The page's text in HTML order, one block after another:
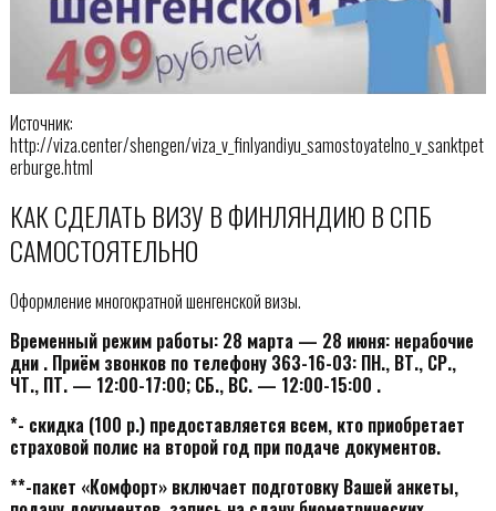
Источник:
http://viza.center/shengen/viza_v_finlyandiyu_samostoyatelno_v_sanktpet
erburge.html
КАК СДЕЛАТЬ ВИЗУ В ФИНЛЯНДИЮ В СПБ
САМОСТОЯТЕЛЬНО
Оформление многократной шенгенской визы.
Временный режим работы: 28 марта — 28 июня: нерабочие
дни . Приём звонков по телефону 363-16-03: ПН., ВТ., СР.,
ЧТ., ПТ. — 12:00-17:00; СБ., ВС. — 12:00-15:00 .
*- скидка (100 р.) предоставляется всем, кто приобретает
страховой полис на второй год при подаче документов.
**-пакет «Комфорт» включает подготовку Вашей анкеты,